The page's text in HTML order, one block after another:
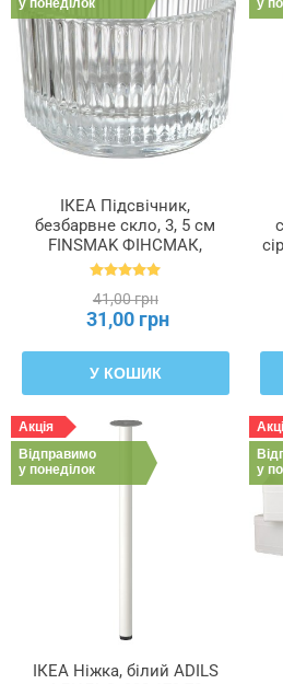
у понеділок
ІКЕА Підсвічник,
безбарвне скло, 3, 5 см
FINSMAK ФІНСМАК,
004.709.82
41,00 грн
31,00 грн
У КОШИК
у
Акція
Відправимо
у понеділок
ІКЕА Ніжка, білий ADILS
у